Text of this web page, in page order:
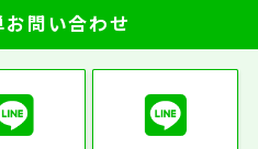
問い合わせ